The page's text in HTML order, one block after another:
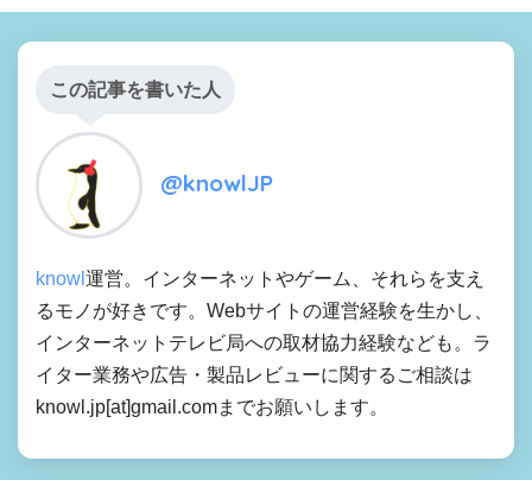
この記事を書いた人
@knowlJP
knowl運営。インターネットやゲーム、それらを支え
るモノが好きです。Webサイトの運営経験を生かし、
インターネットテレビ局への取材協力経験なども。ラ
イター業務や広告・製品レビューに関するご相談は
knowl.jp[at]gmail.comまでお願いします。